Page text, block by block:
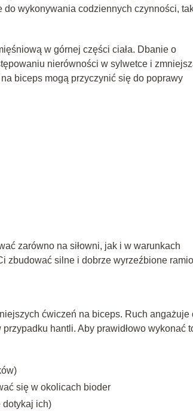
wykonywania codziennych czynności,
w górnej części ciała. Dbanie o
nierówności w sylwetce i
biceps mogą przyczynić się do poprawy
zarówno na siłowni, jak i w warunkach
zbudować silne i dobrze wyrzeźbione
ćwiczeń na biceps. Ruch angażuje
hantli. Aby prawidłowo wykonać
się w okolicach bioder
dotykaj ich)